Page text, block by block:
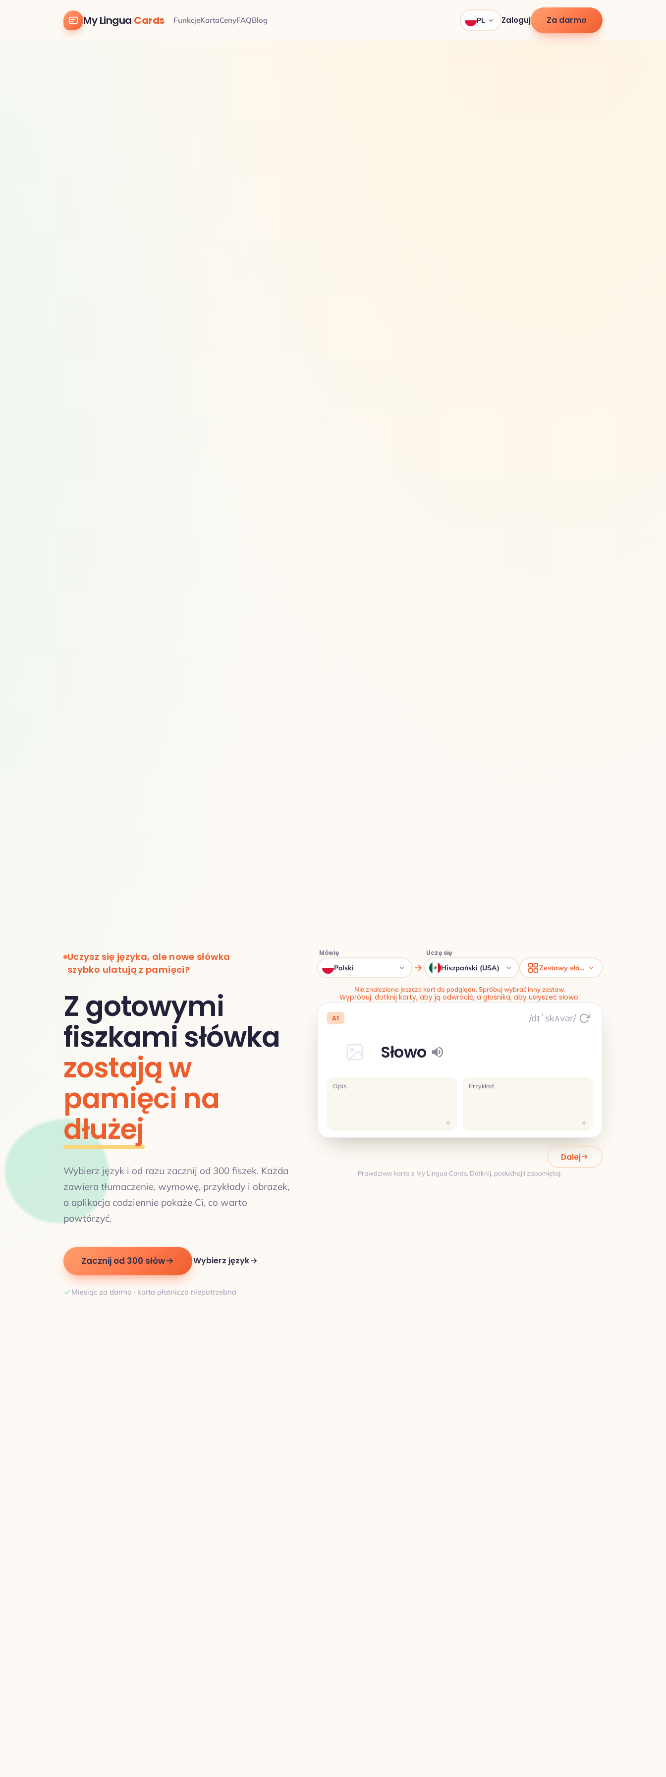
My Lingua Cards FunkcjeKartaCenyFAQBlog PL Zaloguj Za darmo
Uczysz się języka, ale nowe słówka
szybko ulatują z pamięci?
Z gotowymi
fiszkami słówka
zostają w
pamięci na
dłużej
Wybierz język i od razu zacznij od 300 fiszek. Każda
zawiera tłumaczenie, wymowę, przykłady i obrazek,
a aplikacja codziennie pokaże Ci, co warto
powtórzyć.
Zacznij od 300 słów Wybierz język
Miesiąc za darmo · karta płatnicza niepotrzebna
Mówię
Polski
Uczę się
Hiszpański (USA) Zestawy słówek
Nie znaleziono jeszcze kart do podglądu. Spróbuj wybrać inny zestaw.
Wypróbuj: dotknij karty, aby ją odwrócić, a głośnika, aby usłyszeć słowo.
A1 /dɪˈskʌvər/
Słowo
Opis Przykład
Dalej
Prawdziwa karta z My Lingua Cards. Dotknij, posłuchaj i zapamiętaj.